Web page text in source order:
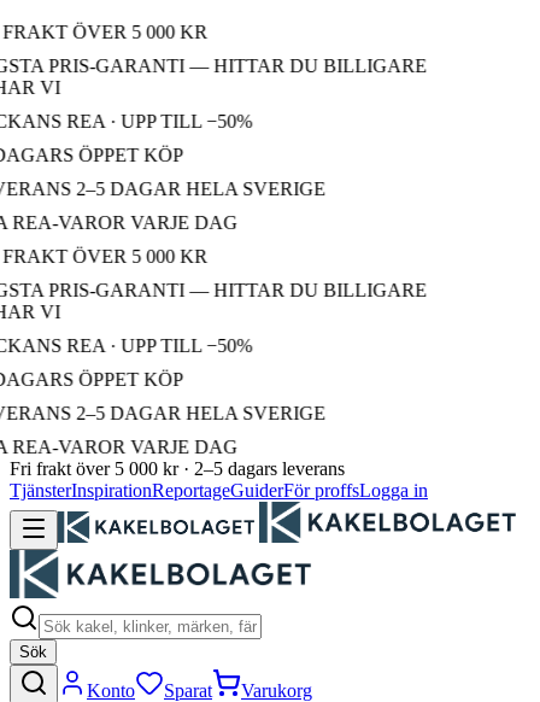
ÖVER 5 000 KR
PRIS-GARANTI — HITTAR DU BILLIGARE
VI
REA · UPP TILL −50%
ÖPPET KÖP
2–5 DAGAR HELA SVERIGE
VAROR VARJE DAG
ÖVER 5 000 KR
PRIS-GARANTI — HITTAR DU BILLIGARE
VI
REA · UPP TILL −50%
ÖPPET KÖP
2–5 DAGAR HELA SVERIGE
VAROR VARJE DAG
Fri frakt över 5 000 kr · 2–5 dagars leverans
TjänsterInspirationReportageGuiderFör proffsLogga in
Sök
Konto Sparat Varukorg